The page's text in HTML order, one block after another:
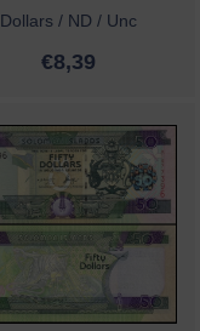
Dollars / ND / Unc
€8,39